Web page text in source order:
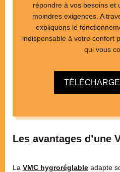
répondre à vos besoins et
moindres exigences. A
expliquons le
indispensable à votre confort
qui vous
Les avantages d’une
La VMC hygroréglable adapte